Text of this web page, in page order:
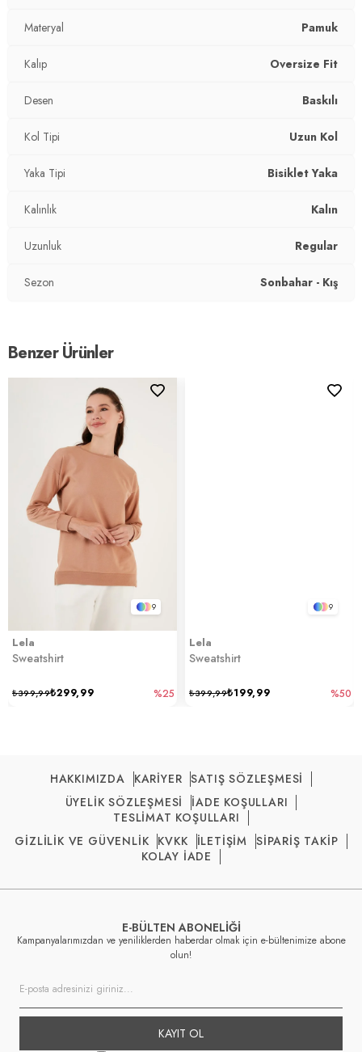
Materyal Pamuk
Kalıp Oversize Fit
Desen Baskılı
Kol Tipi Uzun Kol
Yaka Tipi Bisiklet Yaka
Kalınlık Kalın
Uzunluk Regular
Sezon Sonbahar - Kış
Benzer Ürünler
9
Lela
Sweatshirt
₺299,99
₺399,99 %25
9
Lela
Sweatshirt
₺199,99
₺399,99 %50
HAKKIMIZDA KARİYER SATIŞ SÖZLEŞMESİ
ÜYELİK SÖZLEŞMESİ
İADE KOŞULLARI
TESLİMAT KOŞULLARI
GİZLİLİK VE GÜVENLİK KVKK İLETİŞİM
SİPARİŞ TAKİP
KOLAY İADE
E-BÜLTEN ABONELİĞİ
Kampanyalarımızdan ve yeniliklerden haberdar olmak için e-bültenimize abone
olun!
KAYIT OL